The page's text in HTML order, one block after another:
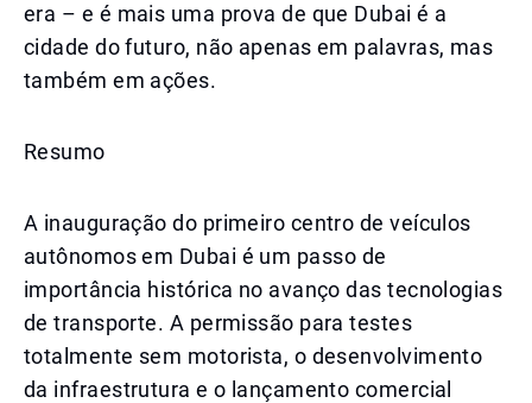
era – e é mais uma prova de que Dubai é a
cidade do futuro, não apenas em palavras, mas
também em ações.
Resumo
A inauguração do primeiro centro de veículos
autônomos em Dubai é um passo de
importância histórica no avanço das tecnologias
de transporte. A permissão para testes
totalmente sem motorista, o desenvolvimento
da infraestrutura e o lançamento comercial